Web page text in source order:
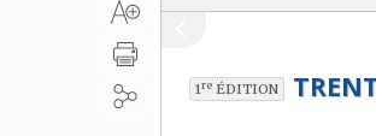
1re ÉDITION